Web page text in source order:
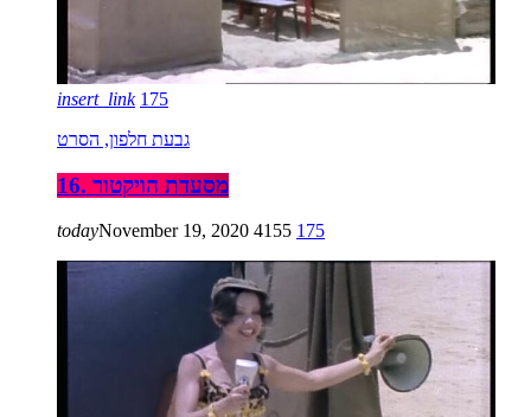
insert_link 175
גבעת חלפון, הסרט
16. מסעדת הויקטור
todayNovember 19, 2020 4155 175